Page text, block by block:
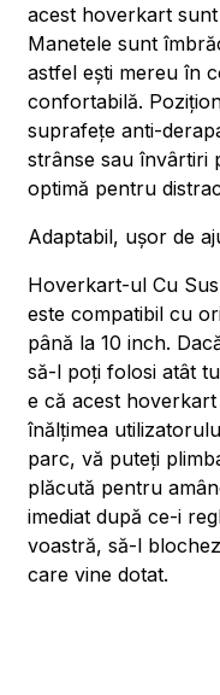
acest hoverkart
Manetele sunt
astfel ești mereu în
confortabilă.
suprafețe anti-
strânse sau învârtiri
optimă pentru
Adaptabil, ușor de
Hoverkart-ul Cu
este compatibil cu
până la 10 inch.
să-l poți folosi atât
e că acest
înălțimea
parc, vă puteți
plăcută pentru
imediat după ce-i
voastră, să-l
care vine dotat.